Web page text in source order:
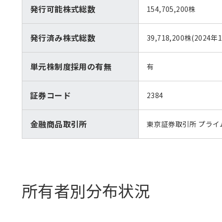
発行可能株式総数 154,705,200株
発行済み株式総数 39,718,200株(2024年
単元株制度採用の有無 有
証券コード 2384
金融商品取引所 東京証券取引所 プライ
所有者別分布状況